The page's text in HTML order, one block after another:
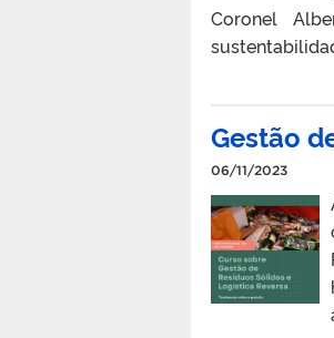
Coronel
Gestão
06/11/2023